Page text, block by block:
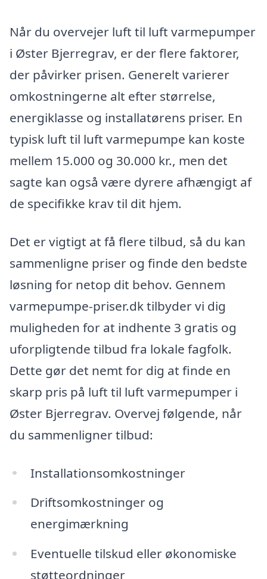
Når du overvejer luft til luft varmepumper
i Øster Bjerregrav, er der flere faktorer,
der påvirker prisen. Generelt varierer
omkostningerne alt efter størrelse,
energiklasse og installatørens priser. En
typisk luft til luft varmepumpe kan koste
mellem 15.000 og 30.000 kr., men det
sagte kan også være dyrere afhængigt af
de specifikke krav til dit hjem.
Det er vigtigt at få flere tilbud, så du kan
sammenligne priser og finde den bedste
løsning for netop dit behov. Gennem
varmepumpe-priser.dk tilbyder vi dig
muligheden for at indhente 3 gratis og
uforpligtende tilbud fra lokale fagfolk.
Dette gør det nemt for dig at finde en
skarp pris på luft til luft varmepumper i
Øster Bjerregrav. Overvej følgende, når
du sammenligner tilbud:
Installationsomkostninger
Driftsomkostninger og
energimærkning
Eventuelle tilskud eller økonomiske
støtteordninger